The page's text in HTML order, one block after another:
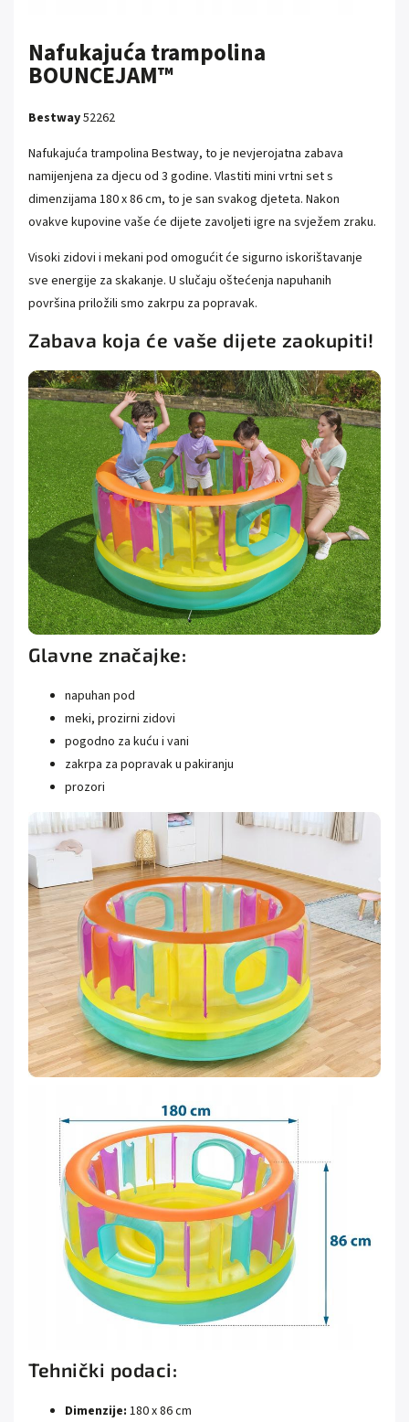
Nafukajuća trampolina
BOUNCEJAM™
Bestway52262
Nafukajuća trampolina Bestway, to je nevjerojatna zabava
namijenjena za djecu od 3 godine. Vlastiti mini vrtni set s
dimenzijama 180 x 86 cm, to je san svakog djeteta. Nakon
ovakve kupovine vaše će dijete zavoljeti igre na svježem zraku.
Visoki zidovi i mekani pod omogućit će sigurno iskorištavanje
sve energije za skakanje. U slučaju oštećenja napuhanih
površina priložili smo zakrpu za popravak.
Zabava koja će vaše dijete zaokupiti!
Glavne značajke:
napuhan pod
meki, prozirni zidovi
pogodno za kuću i vani
zakrpa za popravak u pakiranju
prozori
Tehnički podaci:
Dimenzije: 180 x 86 cm